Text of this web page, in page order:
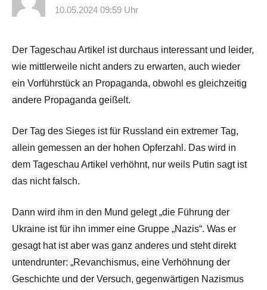
10.05.2024 09:59 Uhr
Der Tageschau Artikel ist durchaus interessant und leider,
wie mittlerweile nicht anders zu erwarten, auch wieder
ein Vorführstück an Propaganda, obwohl es gleichzeitig
andere Propaganda geißelt.
Der Tag des Sieges ist für Russland ein extremer Tag,
allein gemessen an der hohen Opferzahl. Das wird in
dem Tageschau Artikel verhöhnt, nur weils Putin sagt ist
das nicht falsch.
Dann wird ihm in den Mund gelegt „die Führung der
Ukraine ist für ihn immer eine Gruppe „Nazis“. Was er
gesagt hat ist aber was ganz anderes und steht direkt
untendrunter: „Revanchismus, eine Verhöhnung der
Geschichte und der Versuch, gegenwärtigen Nazismus